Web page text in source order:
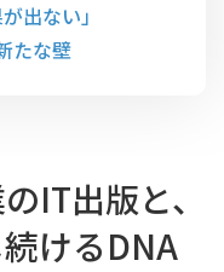
出ない」
たな壁
IT出版と、
けるDNA